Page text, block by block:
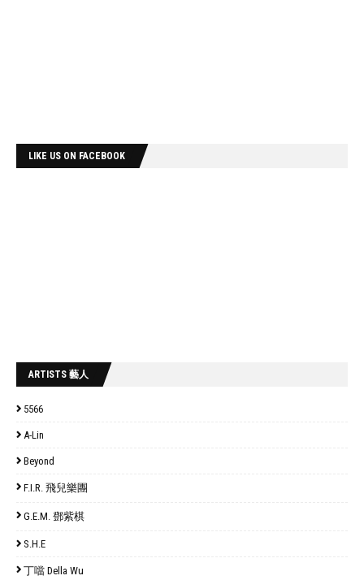
LIKE US ON FACEBOOK
ARTISTS 藝人
5566
A-Lin
Beyond
F.I.R. 飛兒樂團
G.E.M. 鄧紫棋
S.H.E
丁噹 Della Wu